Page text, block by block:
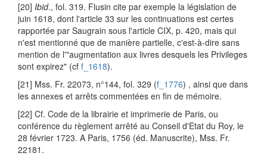
[20] Ibid., fol. 319. Flusin cite par exemple la législation de
juin 1618, dont l'article 33 sur les continuations est certes
rapportée par Saugrain sous l'article CIX, p. 420, mais qui
n'est mentionné que de manière partielle, c'est-à-dire sans
mention de l'"augmentation aux livres desquels les Privileges
sont expirez" (cf f_1618).
[21] Mss. Fr. 22073, n°144, fol. 329 (f_1776) , ainsi que dans
les annexes et arrêts commentées en fin de mémoire.
[22] Cf. Code de la librairie et imprimerie de Paris, ou
conférence du règlement arrêté au Conseil d'Etat du Roy, le
28 février 1723. A Paris, 1756 (éd. Manuscrite), Mss. Fr.
22181.